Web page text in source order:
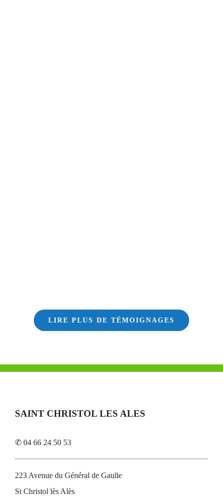
LIRE PLUS DE TÉMOIGNAGES
SAINT CHRISTOL LES ALES
✆ 04 66 24 50 53
223 Avenue du Général de Gaulle
St Christol lès Alès